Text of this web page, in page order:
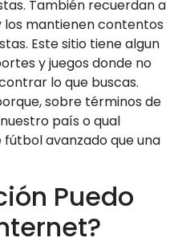
También recuerdan a
los mantienen contentos
Este sitio tiene algun
y juegos donde no
lo que buscas.
sobre términos de
país o qual
avanzado que una
Puedo